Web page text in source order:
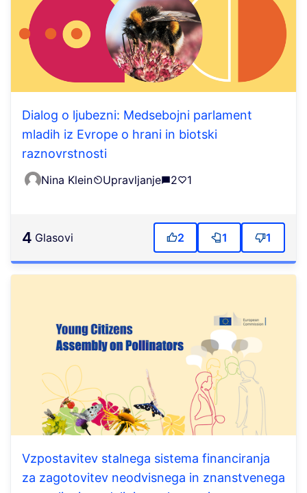
Dialog o ljubezni: Medsebojni parlament
mladih iz Evrope o hrani in biotski
raznovrstnosti
Nina Klein Upravljanje 2 1
4 Glasovi 2 1 1
Vzpostavitev stalnega sistema financiranja
za zagotovitev neodvisnega in znanstvenega